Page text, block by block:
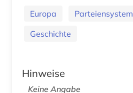
Europa Parteiensystem
Geschichte
Hinweise
Keine Angabe